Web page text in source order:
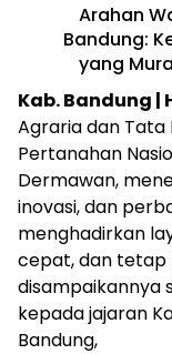
Arahan
Bandung:
yang
Kab. Bandung |
Agraria dan Tata
Pertanahan
Dermawan,
inovasi, dan
menghadirkan
cepat, dan tetap
disampaikannya
kepada jajaran
Bandung,